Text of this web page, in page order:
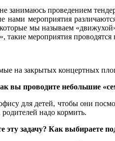
занимаюсь проведением
нами мероприятия
мы называем
мероприятия проводятся
на закрытых концертных
вы проводите небольшие
для детей, чтобы они
надо кормить.
задачу? Как выбираете